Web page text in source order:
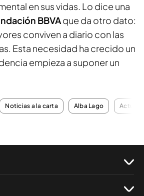
en sus vidas. Lo dice una
BBVAque da otro dato:
conviven a diario con las
Esta necesidad ha crecido un
empieza a suponer un
Noticias a la carta Alba Lago